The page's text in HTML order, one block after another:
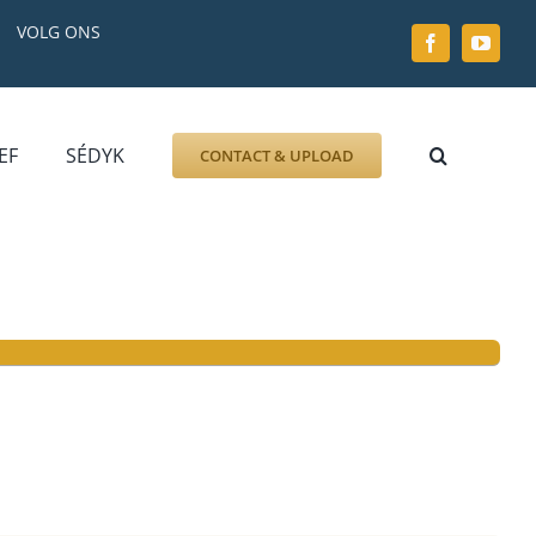
VOLG ONS
SÉDYK CONTACT & UPLOAD